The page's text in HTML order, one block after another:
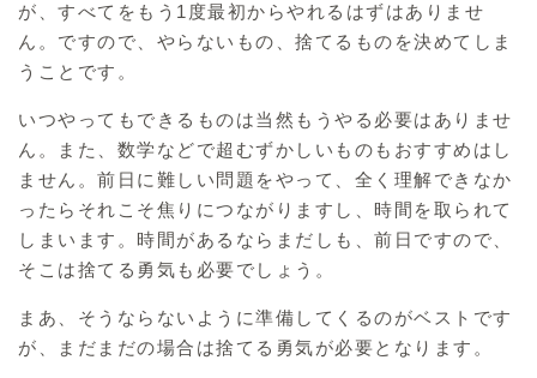
が、すべてをもう1度最初からやれるはずはありませ
ん。ですので、やらないもの、捨てるものを決めてしま
うことです。
いつやってもできるものは当然もうやる必要はありませ
ん。また、数学などで超むずかしいものもおすすめはし
ません。前日に難しい問題をやって、全く理解できなか
ったらそれこそ焦りにつながりますし、時間を取られて
しまいます。時間があるならまだしも、前日ですので、
そこは捨てる勇気も必要でしょう。
まあ、そうならないように準備してくるのがベストです
が、まだまだの場合は捨てる勇気が必要となります。